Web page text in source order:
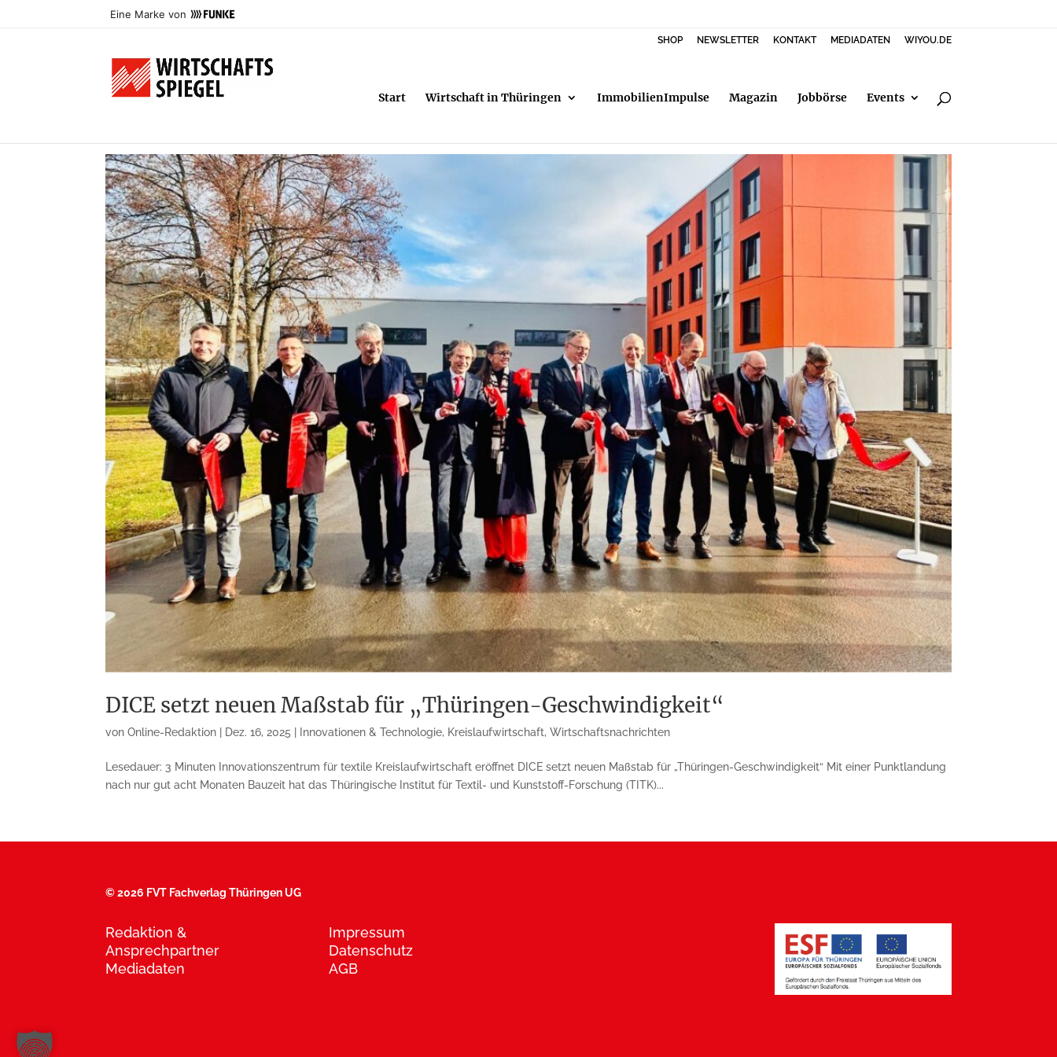
Eine Marke von
SHOP NEWSLETTER KONTAKT MEDIADATEN WIYOU.DE
Start Wirtschaft in Thüringen ImmobilienImpulse Magazin Jobbörse Events
DICE setzt neuen Maßstab für „Thüringen-Geschwindigkeit“
vonOnline-Redaktion Dez. 16, 2025 Innovationen & Technologie, Kreislaufwirtschaft,Wirtschaftsnachrichten
Lesedauer: 3 Minuten Innovationszentrum für textile Kreislaufwirtschaft eröffnet DICE setzt neuen Maßstab für „Thüringen-Geschwindigkeit“ Mit einer Punktlandung
nach nur gut acht Monaten Bauzeit hat das Thüringische Institut für Textil- und Kunststoff-Forschung (TITK)...
©2026 FVT Fachverlag Thüringen UG
Redaktion &
Ansprechpartner
Mediadaten
Impressum
Datenschutz
AGB